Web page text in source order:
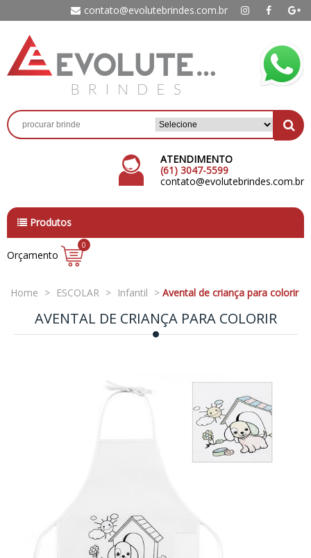
contato@evolutebrindes.com.br
ATENDIMENTO
(61) 3047-5599
contato@evolutebrindes.com.br
Produtos
Orçamento
0
Home > ESCOLAR > Infantil > Avental de criança para colorir
AVENTAL DE CRIANÇA PARA COLORIR